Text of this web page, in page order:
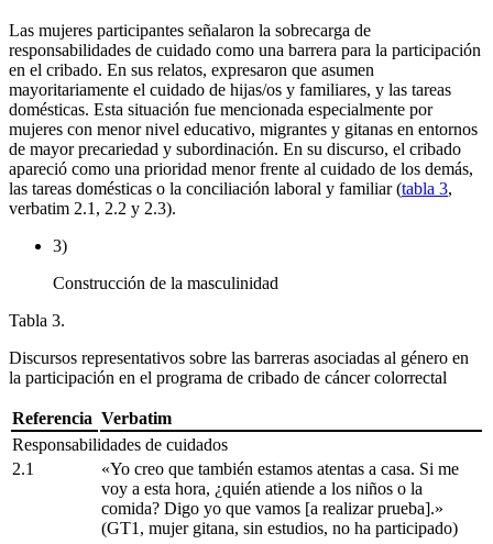
Las mujeres participantes señalaron la sobrecarga de
responsabilidades de cuidado como una barrera para la participación
en el cribado. En sus relatos, expresaron que asumen
mayoritariamente el cuidado de hijas/os y familiares, y las tareas
domésticas. Esta situación fue mencionada especialmente por
mujeres con menor nivel educativo, migrantes y gitanas en entornos
de mayor precariedad y subordinación. En su discurso, el cribado
apareció como una prioridad menor frente al cuidado de los demás,
las tareas domésticas o la conciliación laboral y familiar (tabla 3,
verbatim 2.1, 2.2 y 2.3).
3)
Construcción de la masculinidad
Tabla 3.
Discursos representativos sobre las barreras asociadas al género en
la participación en el programa de cribado de cáncer colorrectal
Referencia Verbatim
Responsabilidades de cuidados
2.1
«Yo creo que también estamos atentas a casa. Si me
voy a esta hora, ¿quién atiende a los niños o la
comida? Digo yo que vamos [a realizar prueba].»
(GT1, mujer gitana, sin estudios, no ha participado)